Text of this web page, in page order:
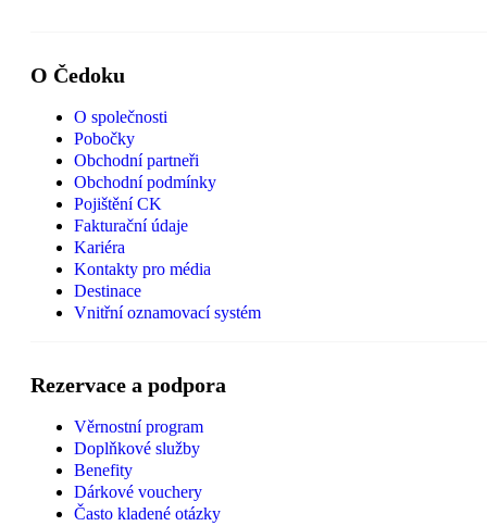
O Čedoku
O společnosti
Pobočky
Obchodní partneři
Obchodní podmínky
Pojištění CK
Fakturační údaje
Kariéra
Kontakty pro média
Destinace
Vnitřní oznamovací systém
Rezervace a podpora
Věrnostní program
Doplňkové služby
Benefity
Dárkové vouchery
Často kladené otázky